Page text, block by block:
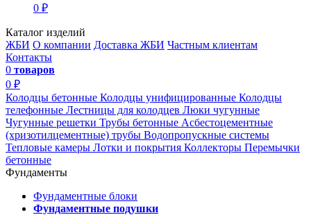
0 ₽
Каталог изделий
ЖБИ О компании Доставка ЖБИ Частным клиентам
Контакты
0 товаров
0 ₽
Колодцы бетонные Колодцы унифицированные Колодцы
телефонные Лестницы для колодцев Люки чугунные
Чугунные решетки Трубы бетонные Асбестоцементные
(хризотилцементные) трубы Водопропускные системы
Тепловые камеры Лотки и покрытия Коллекторы Перемычки
бетонные
Фундаменты
Фундаментные блоки
Фундаментные подушки